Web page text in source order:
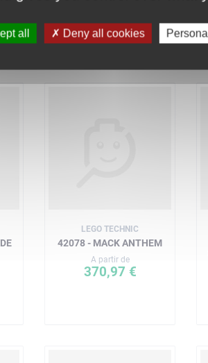
LEGO TECHNIC
42078 - MACK ANTHEM
A partir de
370,97 €
all Deny all cookies